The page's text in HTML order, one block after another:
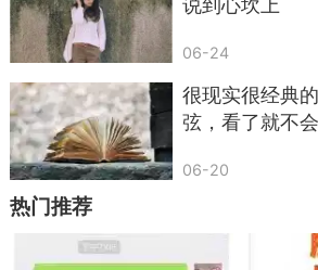
71.黄牛追兔子——有劲使不上
72.蛇吞大象——贪心不足
73.鳄鱼的眼泪——假慈悲
74.苍蝇采蜜——装疯（蜂）
75.乌龟爬门槛——但看此一
说到心坎上
06-24
很现实很经典
弦，看了就不会
06-20
热门推荐